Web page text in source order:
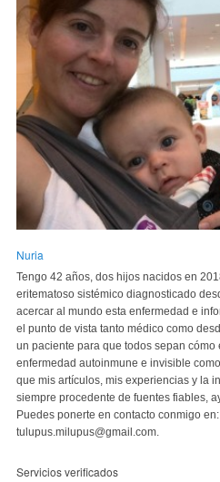
Nuria
Tengo 42 años, dos hijos nacidos en
eritematoso sistémico diagnosticado
acercar al mundo esta enfermedad e
el punto de vista tanto médico como
un paciente para que todos sepan cómo
enfermedad autoinmune e invisible
que mis artículos, mis experiencias y la
siempre procedente de fuentes fiables,
Puedes ponerte en contacto conmigo en:
tulupus.milupus@gmail.com.
Servicios verificados